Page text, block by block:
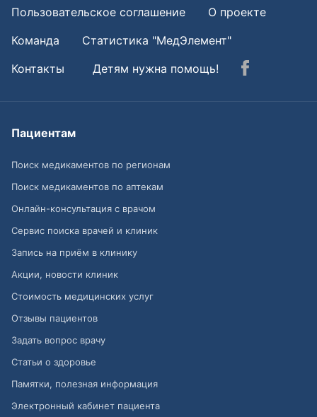
Пользовательское соглашение
О проекте
Команда
Статистика "МедЭлемент"
Контакты
Детям нужна помощь!
Пациентам
Поиск медикаментов по регионам
Поиск медикаментов по аптекам
Онлайн-консультация с врачом
Сервис поиска врачей и клиник
Запись на приём в клинику
Акции, новости клиник
Стоимость медицинских услуг
Отзывы пациентов
Задать вопрос врачу
Статьи о здоровье
Памятки, полезная информация
Электронный кабинет пациента